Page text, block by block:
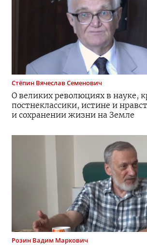
Стёпин Вячеслав Семенович
О великих революциях в науке,
постнеклассики, истине и
и сохранении жизни на Земле
Розин Вадим Маркович